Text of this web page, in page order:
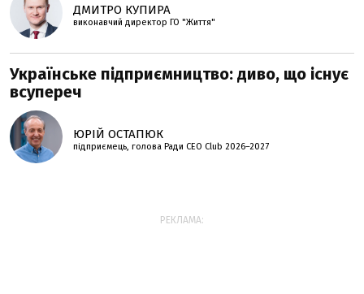
ДМИТРО КУПИРА
виконавчий директор ГО "Життя"
Українське підприємництво: диво, що існує
всупереч
ЮРІЙ ОСТАПЮК
підприємець, голова Ради CEO Club 2026–2027
РЕКЛАМА: